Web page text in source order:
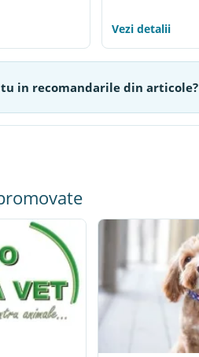
Vezi detalii
in recomandarile din articole?